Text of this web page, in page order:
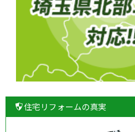
住宅リフォームの真実